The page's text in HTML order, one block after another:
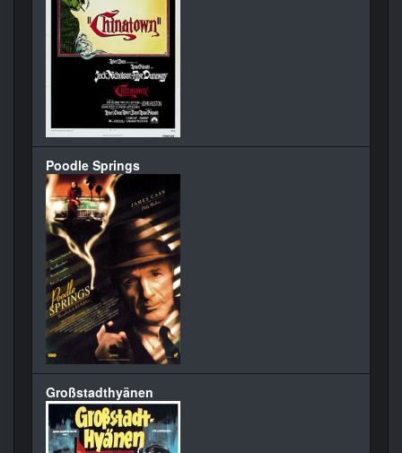
Poodle Springs
Großstadthyänen